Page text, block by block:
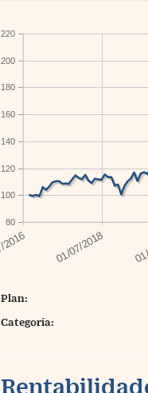
80
100
120
140
160
180
200
220
Plan:
Categoría: